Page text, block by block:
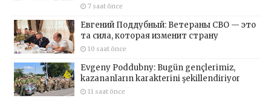
7 saat önce
Евгений Поддубный: Ветераны СВО — это
та сила, которая изменит страну
10 saat önce
Evgeny Poddubny: Bugün gençlerimiz,
kazananların karakterini şekillendiriyor
11 saat önce